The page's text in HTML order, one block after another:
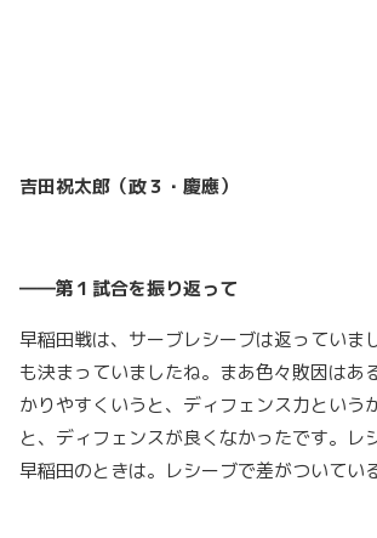
吉田祝太郎（政３・慶應）
――第１試合を振り返って
早稲田戦は、サーブレシーブは返っていま
も決まっていましたね。まあ色々敗因はあ
かりやすくいうと、ディフェンス力という
と、ディフェンスが良くなかったです。レ
早稲田のときは。レシーブで差がついてい